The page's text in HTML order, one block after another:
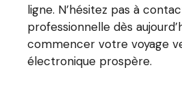
ligne. N’hésitez pas à
professionnelle dès
commencer votre voyage
électronique prospère.